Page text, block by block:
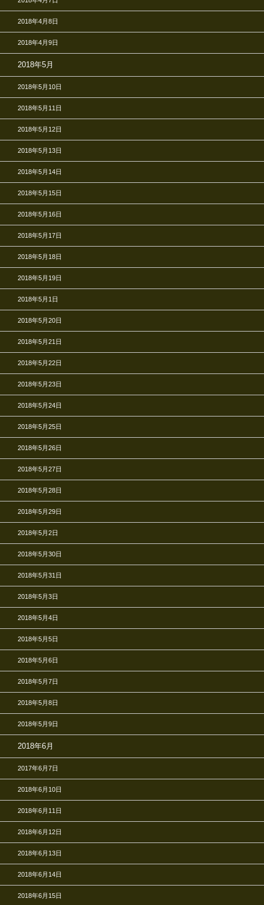
2018年4月8日
2018年4月9日
2018年5月
2018年5月10日
2018年5月11日
2018年5月12日
2018年5月13日
2018年5月14日
2018年5月15日
2018年5月16日
2018年5月17日
2018年5月18日
2018年5月19日
2018年5月1日
2018年5月20日
2018年5月21日
2018年5月22日
2018年5月23日
2018年5月24日
2018年5月25日
2018年5月26日
2018年5月27日
2018年5月28日
2018年5月29日
2018年5月2日
2018年5月30日
2018年5月31日
2018年5月3日
2018年5月4日
2018年5月5日
2018年5月6日
2018年5月7日
2018年5月8日
2018年5月9日
2018年6月
2017年6月7日
2018年6月10日
2018年6月11日
2018年6月12日
2018年6月13日
2018年6月14日
2018年6月15日